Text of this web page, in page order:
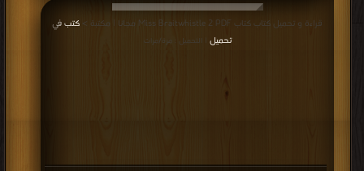
قراءة و تحميل كتاب كتاب Miss Braitwhistle 2 PDF مجانا | مكتبة >
كتب في
تحميل
| التحميل : مرة/مرات